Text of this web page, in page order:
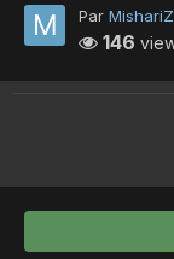
Par
146